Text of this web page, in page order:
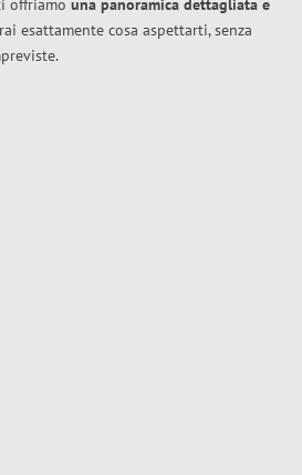
offriamo una panoramica dettagliata e
esattamente cosa aspettarti, senza